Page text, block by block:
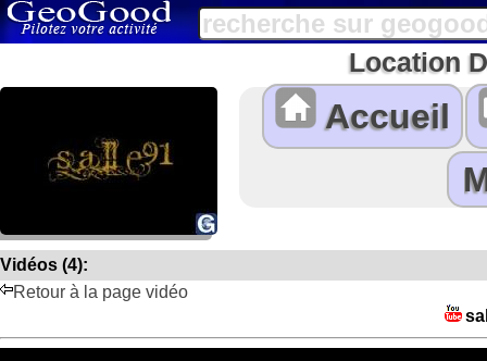
Location
Accueil
Vidéos (4):
Retour à la page vidéo